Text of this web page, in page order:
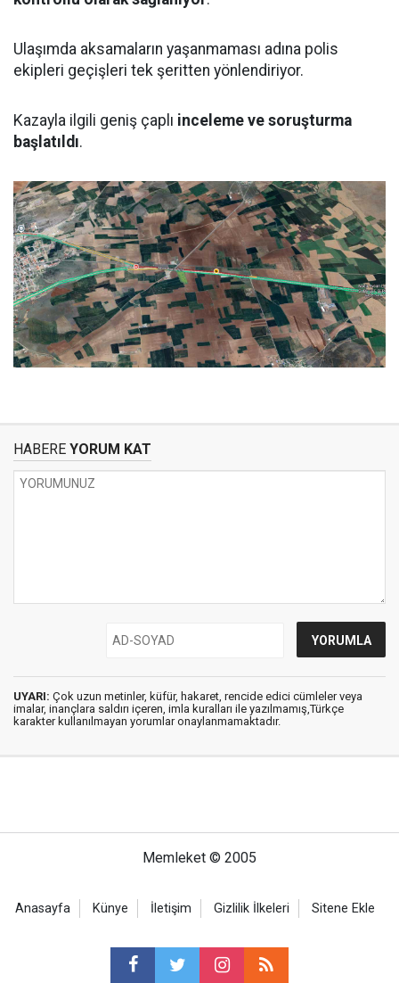
Ulaşımda aksamaların yaşanmaması adına polis
ekipleri geçişleri tek şeritten yönlendiriyor.
Kazayla ilgili geniş çaplı inceleme ve soruşturma
başlatıldı.
HABERE YORUM KAT
UYARI: Çok uzun metinler, küfür, hakaret, rencide edici cümleler veya
imalar, inançlara saldırı içeren, imla kuralları ile yazılmamış,Türkçe
karakter kullanılmayan yorumlar onaylanmamaktadır.
Memleket © 2005
Anasayfa Künye İletişim Gizlilik İlkeleri Sitene Ekle